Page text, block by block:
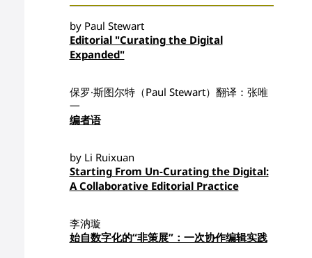
by Paul Stewart
Editorial "Curating the Digital
Expanded"
保罗·斯图尔特（Paul Stewart）翻译：张唯
一
编者语
by Li Ruixuan
Starting From Un-Curating the Digital:
A Collaborative Editorial Practice
李汭璇
始自数字化的“非策展”：一次协作编辑实践